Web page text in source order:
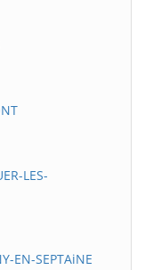
LES-
EN-SEPTAiNE